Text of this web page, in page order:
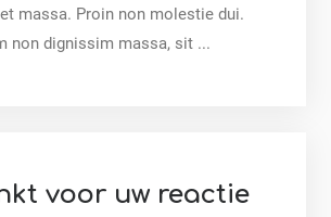
massa. Proin non molestie dui.
non dignissim massa, sit ...
voor uw reactie